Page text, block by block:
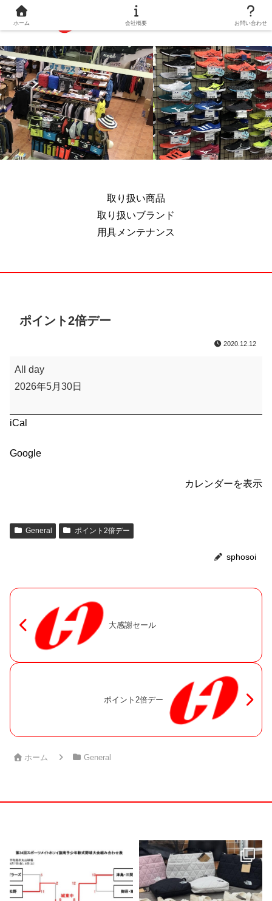
取り扱い商品
取り扱いブランド
用具メンテナンス
ポイント2倍デー
2020.12.12
ポ
イ
ト
倍
All day
2026年5月30日
iCal
Google
カレンダーを表示
General ポイント2倍デー
sphosoi
大感謝セール
ポイント2倍デー
ホーム General
ホーム 会社概要 お問い合わせ